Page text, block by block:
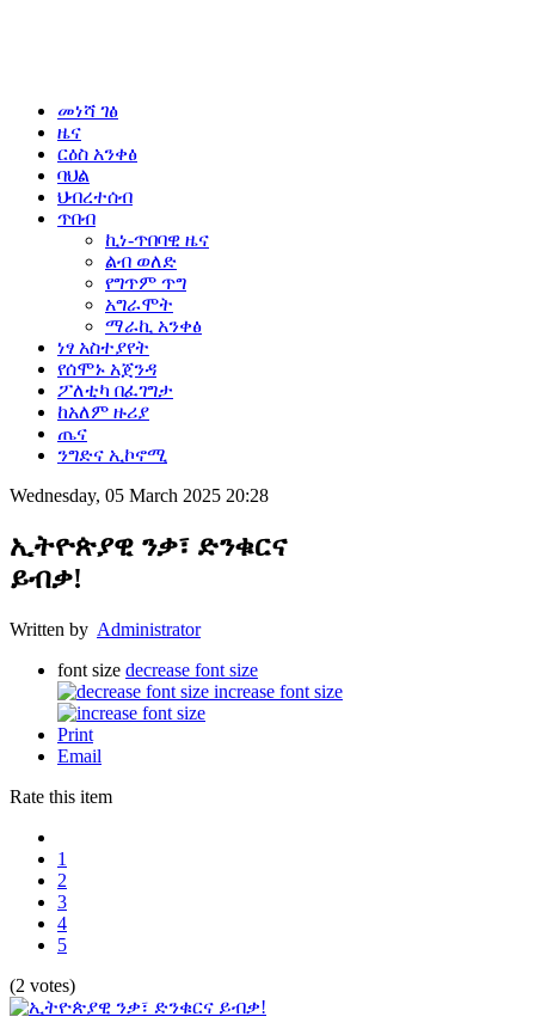
መነሻ ገፅ
ዜና
ርዕስ አንቀፅ
ባህል
ህብረተሰብ
ጥበብ
ኪነ-ጥበባዊ ዜና
ልብ ወለድ
የግጥም ጥግ
አግራሞት
ማራኪ አንቀፅ
ነፃ አስተያየት
የሰሞኑ አጀንዳ
ፖለቲካ በፈገግታ
ከአለም ዙሪያ
ጤና
ንግድና ኢኮኖሚ
Wednesday, 05 March 2025 20:28
ኢትዮጵያዊ ንቃ፣ ድንቁርና
ይብቃ!
Written by Administrator
font size decrease font size
increase font size
Print
Email
Rate this item
1
2
3
4
5
(2 votes)